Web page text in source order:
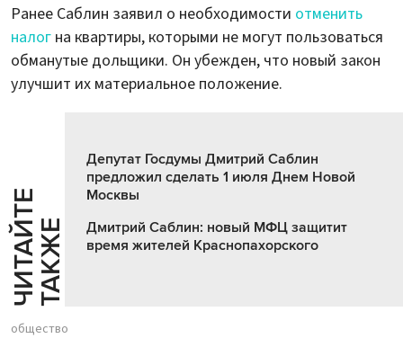
Ранее Саблин заявил о необходимости отменить
налог на квартиры, которыми не могут пользоваться
обманутые дольщики. Он убежден, что новый закон
улучшит их материальное положение.
Ч
И
Т
АЙ
Т
Е
Т
А
К
ЖЕ
Депутат Госдумы Дмитрий Саблин
предложил сделать 1 июля Днем Новой
Москвы
Дмитрий Саблин: новый МФЦ защитит
время жителей Краснопахорского
общество